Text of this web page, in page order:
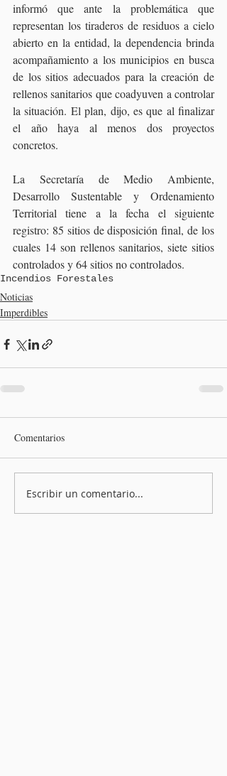
informó que ante la problemática que
representan los tiraderos de residuos a cielo
abierto en la entidad, la dependencia brinda
acompañamiento a los municipios en busca
de los sitios adecuados para la creación de
rellenos sanitarios que coadyuven a controlar
la situación. El plan, dijo, es que al finalizar
el año haya al menos dos proyectos
concretos.
La Secretaría de Medio Ambiente,
Desarrollo Sustentable y Ordenamiento
Territorial tiene a la fecha el siguiente
registro: 85 sitios de disposición final, de los
cuales 14 son rellenos sanitarios, siete sitios
controlados y 64 sitios no controlados.
Incendios Forestales
Noticias
Imperdibles
Comentarios
Escribir un comentario...